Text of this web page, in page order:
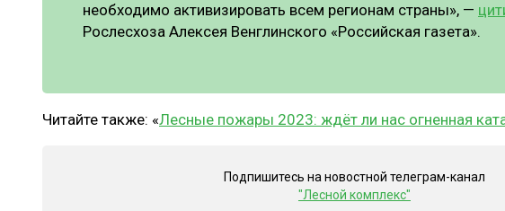
необходимо активизировать всем регионам страны», — цит
Рослесхоза Алексея Венглинского «Российская газета».
Читайте также: «Лесные пожары 2023: ждёт ли нас огненная
Подпишитесь на новостной телеграм-канал
"Лесной комплекс"